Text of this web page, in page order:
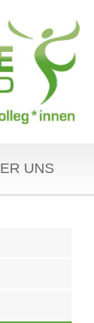
UNS